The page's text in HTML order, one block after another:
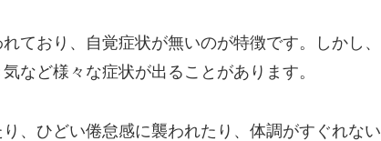
ており、自覚症状が無いのが特徴です。しかし、
など様々な症状が出ることがあります。
、ひどい倦怠感に襲われたり、体調がすぐれない